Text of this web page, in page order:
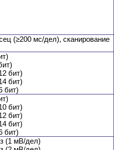
(≥200 мс/дел), сканирование
бит)
бит)
бит)
бит)
бит)
бит)
бит)
(1 мВ/дел)